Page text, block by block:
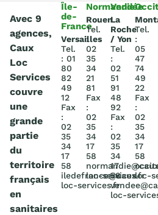
Avec 9
agences,
Caux
Loc
Services
couvre
une
grande
partie
du
territoire
français
en
sanitaires
Île-
de-
France
Versailles
Tel.
: 01
80
82
49
12
Fax
:
02
35
34
17
58
iledefrance@caux-
loc-services.fr
Normandie
Rouen
Tel.
:
02
35
34
21
81
Fax
:
02
35
34
17
58
loc-services.fr
Vendée
La
Roche
/ Yon
Tel.
:
02
51
91
48
92
Fax
:
02
35
34
17
58
loc-
Tel.
:
05
47
74
49
22
Fax
:
02
35
34
17
58
loc-